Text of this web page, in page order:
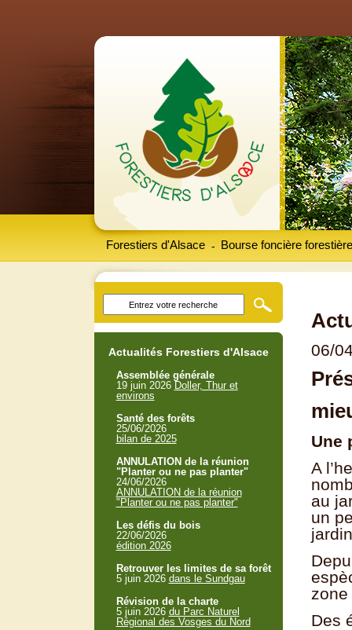
Forestiers d'Alsace Bourse foncière forestière
-
06/
Une
A
au
un
Des
Actualités Forestiers d'Alsace
Assemblée générale
19 juin 2026 Doller, Thur et
environs
Santé des forêts
25/06/2026
bilan de 2025
ANNULATION de la réunion
"Planter ou ne pas planter"
24/06/2026
ANNULATION de la réunion
"Planter ou ne pas planter"
Les défis du bois
22/06/2026
édition 2026
Retrouver les limites de sa forêt
5 juin 2026 dans le Sundgau
Révision de la charte
5 juin 2026 du Parc Naturel
Régional des Vosges du Nord